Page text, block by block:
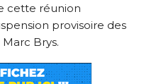
cette réunion
provisoire des
Brys.